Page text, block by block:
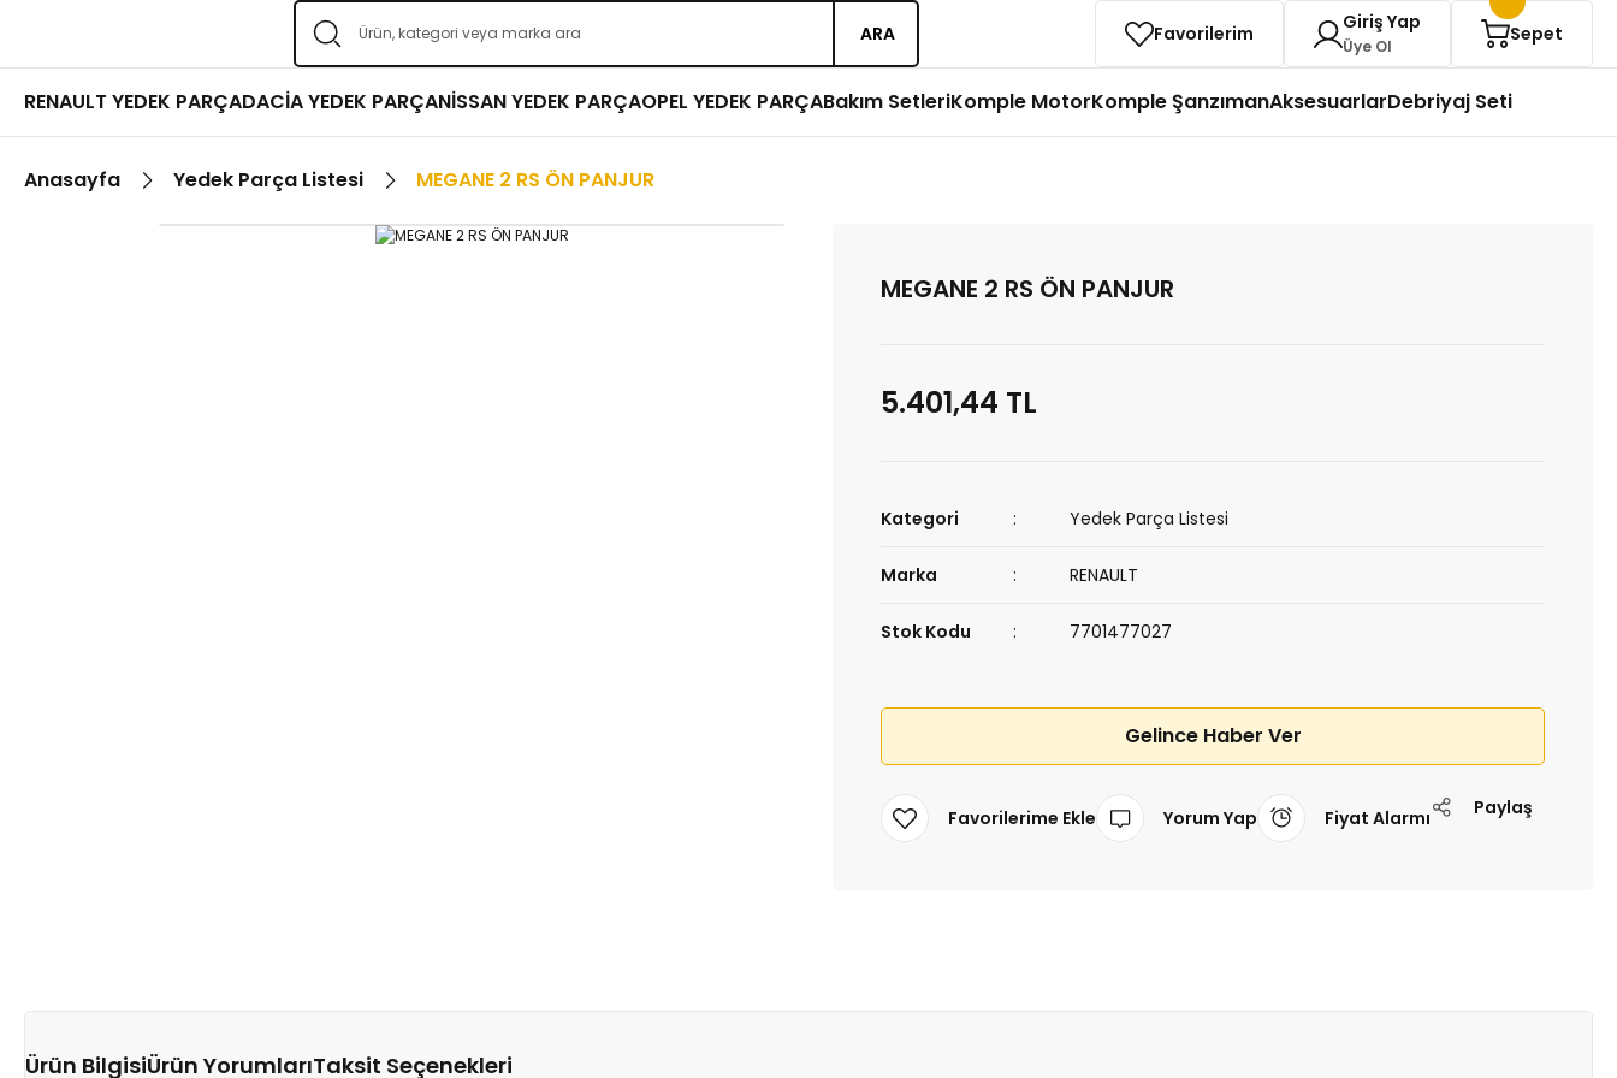
ARA Favorilerim Giriş Yap
Üye Ol
Sepet
RENAULT YEDEK PARÇADACİA YEDEK PARÇANİSSAN YEDEK PARÇAOPEL YEDEK PARÇABakım SetleriKomple MotorKomple ŞanzımanAksesuarlarDebriyaj Seti
Anasayfa Yedek Parça Listesi MEGANE 2 RS ÖN PANJUR
MEGANE 2 RS ÖN PANJUR
5.401,44 TL
Kategori Yedek Parça Listesi
Marka RENAULT
Stok Kodu 7701477027
Gelince Haber Ver
Yorum Yap Fiyat Alarmı Paylaş
Ürün BilgisiÜrün YorumlarıTaksit Seçenekleri